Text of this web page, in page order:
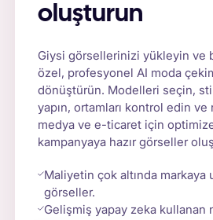
oluşturun
Giysi görsellerinizi yükleyin ve
özel, profesyonel AI moda
dönüştürün. Modelleri seçin,
yapın, ortamları kontrol edin ve
medya ve e-ticaret için
kampanyaya hazır görseller
Maliyetin çok altında
görseller.
Gelişmiş yapay zeka kullanan